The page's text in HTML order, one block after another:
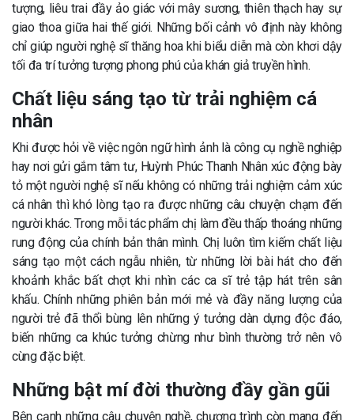
tượng, liêu trai đầy ảo giác với mây sương, thiên thạch hay sự
giao thoa giữa hai thế giới. Những bối cảnh vô định này không
chỉ giúp người nghệ sĩ thăng hoa khi biểu diễn mà còn khơi dậy
tối đa trí tưởng tượng phong phú của khán giả truyền hình.
Chất liệu sáng tạo từ trải nghiệm cá
nhân
Khi được hỏi về việc ngôn ngữ hình ảnh là công cụ nghề nghiệp
hay nơi gửi gắm tâm tư, Huỳnh Phúc Thanh Nhân xúc động bày
tỏ một người nghệ sĩ nếu không có những trải nghiệm cảm xúc
cá nhân thì khó lòng tạo ra được những câu chuyện chạm đến
người khác. Trong mỗi tác phẩm chị làm đều thấp thoáng những
rung động của chính bản thân mình. Chị luôn tìm kiếm chất liệu
sáng tạo một cách ngẫu nhiên, từ những lời bài hát cho đến
khoảnh khắc bất chợt khi nhìn các ca sĩ trẻ tập hát trên sân
khấu. Chính những phiên bản mới mẻ và đầy năng lượng của
người trẻ đã thổi bùng lên những ý tưởng dàn dựng độc đáo,
biến những ca khúc tưởng chừng như bình thường trở nên vô
cùng đặc biệt.
Những bật mí đời thường đầy gần gũi
Bên cạnh những câu chuyện nghề, chương trình còn mang đến